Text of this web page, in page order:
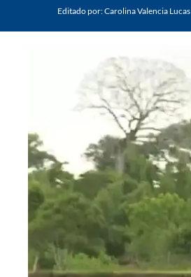
Editado por:Carolina Valencia Lucas